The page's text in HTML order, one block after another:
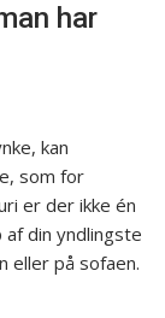
har
kan
som for
er der ikke én
din yndlingste
eller på sofaen.